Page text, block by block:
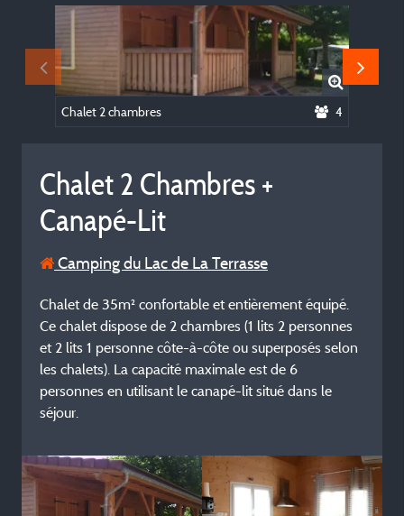
Chalet 2 chambres 4
Chalet 2 Chambres +
Canapé-Lit
Camping du Lac de La Terrasse
Chalet de 35m² confortable et entièrement équipé.
Ce chalet dispose de 2 chambres (1 lits 2 personnes
et 2 lits 1 personne côte-à-côte ou superposés selon
les chalets). La capacité maximale est de 6
personnes en utilisant le canapé-lit situé dans le
séjour.